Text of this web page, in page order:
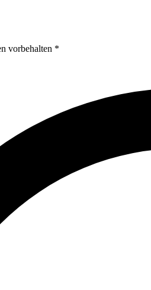
vorbehalten *